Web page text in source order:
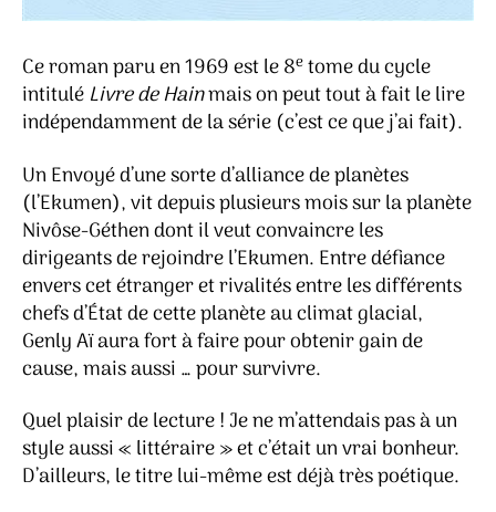
Ce roman paru en 1969 est le 8etome du cycle
intitulé Livre de Hainmais on peut tout à fait le lire
indépendamment de la série (c’est ce que j’ai fait).
Un Envoyé d’une sorte d’alliance de planètes
(l’Ekumen), vit depuis plusieurs mois sur la planète
Nivôse-Géthen dont il veut convaincre les
dirigeants de rejoindre l’Ekumen. Entre défiance
envers cet étranger et rivalités entre les différents
chefs d’État de cette planète au climat glacial,
Genly Aï aura fort à faire pour obtenir gain de
cause, mais aussi … pour survivre.
Quel plaisir de lecture ! Je ne m’attendais pas à un
style aussi « littéraire » et c’était un vrai bonheur.
D’ailleurs, le titre lui-même est déjà très poétique.